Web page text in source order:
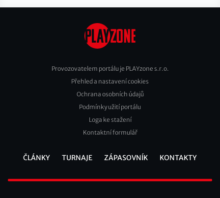
Footer
Provozovatelem portálu je PLAYzone s.r.o.
Přehled a nastavení cookies
Ochrana osobních údajů
Podmínky užití portálu
Loga ke stažení
Kontaktní formulář
ČLÁNKY TURNAJE ZÁPASOVNÍK KONTAKTY